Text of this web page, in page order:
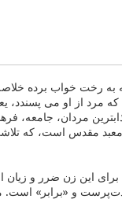
به رخت خواب برده
مرد از او می پسندد،
مردان، جامعه،
معبد مقدس است، که
برای این زن ضرر و
و «برابر» است.